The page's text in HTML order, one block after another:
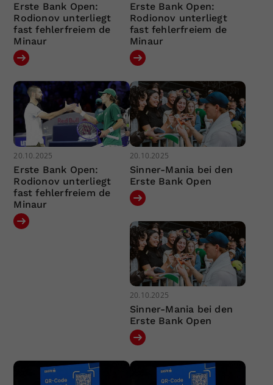
Erste Bank Open:
Rodionov unterliegt
fast fehlerfreiem de
Minaur
Erste Bank Open:
Rodionov unterliegt
fast fehlerfreiem de
Minaur
20.10.2025
Erste Bank Open:
Rodionov unterliegt
fast fehlerfreiem de
Minaur
20.10.2025
Sinner-Mania bei den
Erste Bank Open
20.10.2025
Sinner-Mania bei den
Erste Bank Open